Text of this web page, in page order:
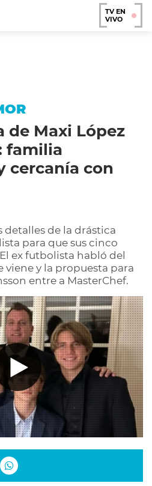
TV EN
VIVO
de Maxi López
familia
cercanía con
detalles de la drástica
para que sus cinco
ex futbolista habló del
viene y la propuesta para
entre a MasterChef.